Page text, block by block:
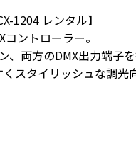
1204 レンタル】
ントローラー。
、両方のDMX出力端子を
スタイリッシュな調光